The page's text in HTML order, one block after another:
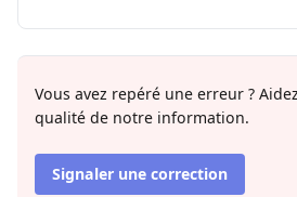
Vous avez repéré une erreur ?
qualité de notre information.
Signaler une correction